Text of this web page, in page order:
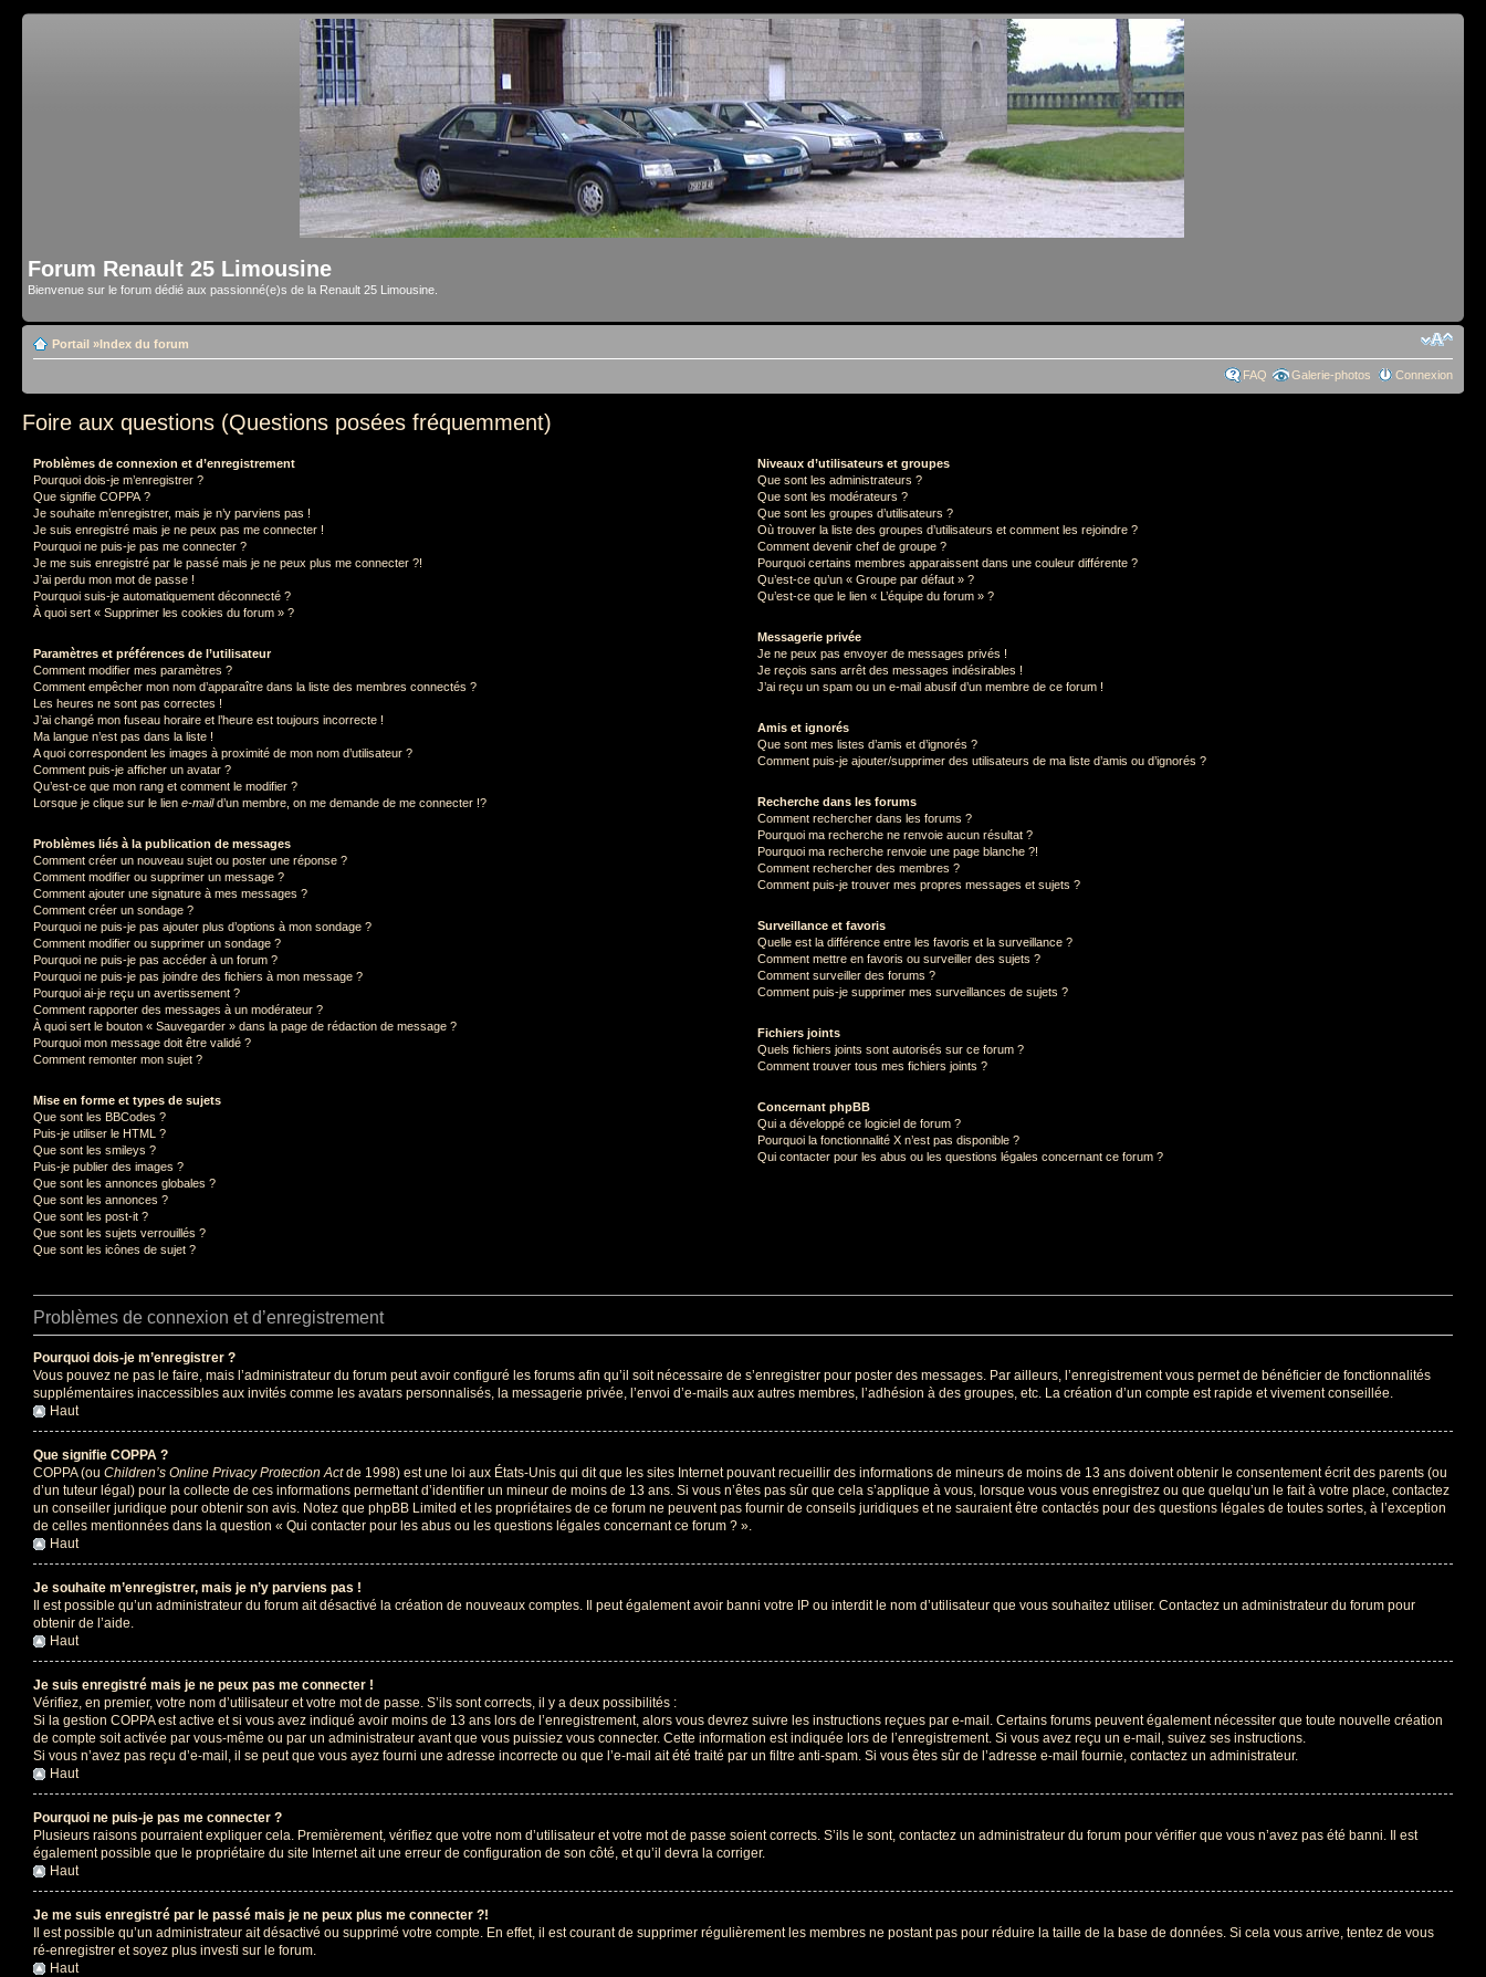
Forum Renault 25 Limousine
Bienvenue sur le forum dédié aux passionné(e)s de la Renault 25 Limousine.
Portail »Index du forum
FAQ Galerie-photos Connexion
Foire aux questions (Questions posées fréquemment)
Problèmes de connexion et d’enregistrement
Pourquoi dois-je m’enregistrer ?
Que signifie COPPA ?
Je souhaite m’enregistrer, mais je n’y parviens pas !
Je suis enregistré mais je ne peux pas me connecter !
Pourquoi ne puis-je pas me connecter ?
Je me suis enregistré par le passé mais je ne peux plus me connecter ?!
J’ai perdu mon mot de passe !
Pourquoi suis-je automatiquement déconnecté ?
À quoi sert « Supprimer les cookies du forum » ?
Paramètres et préférences de l’utilisateur
Comment modifier mes paramètres ?
Comment empêcher mon nom d’apparaître dans la liste des membres connectés ?
Les heures ne sont pas correctes !
J’ai changé mon fuseau horaire et l’heure est toujours incorrecte !
Ma langue n’est pas dans la liste !
A quoi correspondent les images à proximité de mon nom d’utilisateur ?
Comment puis-je afficher un avatar ?
Qu’est-ce que mon rang et comment le modifier ?
Lorsque je clique sur le lien e-maild’un membre, on me demande de me connecter !?
Problèmes liés à la publication de messages
Comment créer un nouveau sujet ou poster une réponse ?
Comment modifier ou supprimer un message ?
Comment ajouter une signature à mes messages ?
Comment créer un sondage ?
Pourquoi ne puis-je pas ajouter plus d’options à mon sondage ?
Comment modifier ou supprimer un sondage ?
Pourquoi ne puis-je pas accéder à un forum ?
Pourquoi ne puis-je pas joindre des fichiers à mon message ?
Pourquoi ai-je reçu un avertissement ?
Comment rapporter des messages à un modérateur ?
À quoi sert le bouton « Sauvegarder » dans la page de rédaction de message ?
Pourquoi mon message doit être validé ?
Comment remonter mon sujet ?
Mise en forme et types de sujets
Que sont les BBCodes ?
Puis-je utiliser le HTML ?
Que sont les smileys ?
Puis-je publier des images ?
Que sont les annonces globales ?
Que sont les annonces ?
Que sont les post-it ?
Que sont les sujets verrouillés ?
Que sont les icônes de sujet ?
Niveaux d’utilisateurs et groupes
Que sont les administrateurs ?
Que sont les modérateurs ?
Que sont les groupes d’utilisateurs ?
Où trouver la liste des groupes d’utilisateurs et comment les rejoindre ?
Comment devenir chef de groupe ?
Pourquoi certains membres apparaissent dans une couleur différente ?
Qu’est-ce qu’un « Groupe par défaut » ?
Qu’est-ce que le lien « L’équipe du forum » ?
Messagerie privée
Je ne peux pas envoyer de messages privés !
Je reçois sans arrêt des messages indésirables !
J’ai reçu un spam ou un e-mail abusif d’un membre de ce forum !
Amis et ignorés
Que sont mes listes d’amis et d’ignorés ?
Comment puis-je ajouter/supprimer des utilisateurs de ma liste d’amis ou d’ignorés ?
Recherche dans les forums
Comment rechercher dans les forums ?
Pourquoi ma recherche ne renvoie aucun résultat ?
Pourquoi ma recherche renvoie une page blanche ?!
Comment rechercher des membres ?
Comment puis-je trouver mes propres messages et sujets ?
Surveillance et favoris
Quelle est la différence entre les favoris et la surveillance ?
Comment mettre en favoris ou surveiller des sujets ?
Comment surveiller des forums ?
Comment puis-je supprimer mes surveillances de sujets ?
Fichiers joints
Quels fichiers joints sont autorisés sur ce forum ?
Comment trouver tous mes fichiers joints ?
Concernant phpBB
Qui a développé ce logiciel de forum ?
Pourquoi la fonctionnalité X n’est pas disponible ?
Qui contacter pour les abus ou les questions légales concernant ce forum ?
Problèmes de connexion et d’enregistrement
Pourquoi dois-je m’enregistrer ?
Vous pouvez ne pas le faire, mais l’administrateur du forum peut avoir configuré les forums afin qu’il soit nécessaire de s’enregistrer pour poster des messages. Par ailleurs, l’enregistrement vous permet de bénéficier de fonctionnalités
supplémentaires inaccessibles aux invités comme les avatars personnalisés, la messagerie privée, l’envoi d’e-mails aux autres membres, l’adhésion à des groupes, etc. La création d’un compte est rapide et vivement conseillée.
Haut
Que signifie COPPA ?
COPPA (ou Children’s Online Privacy Protection Actde 1998) est une loi aux États-Unis qui dit que les sites Internet pouvant recueillir des informations de mineurs de moins de 13 ans doivent obtenir le consentement écrit des parents (ou
d’un tuteur légal) pour la collecte de ces informations permettant d’identifier un mineur de moins de 13 ans. Si vous n’êtes pas sûr que cela s’applique à vous, lorsque vous vous enregistrez ou que quelqu’un le fait à votre place, contactez
un conseiller juridique pour obtenir son avis. Notez que phpBB Limited et les propriétaires de ce forum ne peuvent pas fournir de conseils juridiques et ne sauraient être contactés pour des questions légales de toutes sortes, à l’exception
de celles mentionnées dans la question « Qui contacter pour les abus ou les questions légales concernant ce forum ? ».
Haut
Je souhaite m’enregistrer, mais je n’y parviens pas !
Il est possible qu’un administrateur du forum ait désactivé la création de nouveaux comptes. Il peut également avoir banni votre IP ou interdit le nom d’utilisateur que vous souhaitez utiliser. Contactez un administrateur du forum pour
obtenir de l’aide.
Haut
Je suis enregistré mais je ne peux pas me connecter !
Vérifiez, en premier, votre nom d’utilisateur et votre mot de passe. S’ils sont corrects, il y a deux possibilités :
Si la gestion COPPA est active et si vous avez indiqué avoir moins de 13 ans lors de l’enregistrement, alors vous devrez suivre les instructions reçues par e-mail. Certains forums peuvent également nécessiter que toute nouvelle création
de compte soit activée par vous-même ou par un administrateur avant que vous puissiez vous connecter. Cette information est indiquée lors de l’enregistrement. Si vous avez reçu un e-mail, suivez ses instructions.
Si vous n’avez pas reçu d’e-mail, il se peut que vous ayez fourni une adresse incorrecte ou que l’e-mail ait été traité par un filtre anti-spam. Si vous êtes sûr de l’adresse e-mail fournie, contactez un administrateur.
Haut
Pourquoi ne puis-je pas me connecter ?
Plusieurs raisons pourraient expliquer cela. Premièrement, vérifiez que votre nom d’utilisateur et votre mot de passe soient corrects. S’ils le sont, contactez un administrateur du forum pour vérifier que vous n’avez pas été banni. Il est
également possible que le propriétaire du site Internet ait une erreur de configuration de son côté, et qu’il devra la corriger.
Haut
Je me suis enregistré par le passé mais je ne peux plus me connecter ?!
Il est possible qu’un administrateur ait désactivé ou supprimé votre compte. En effet, il est courant de supprimer régulièrement les membres ne postant pas pour réduire la taille de la base de données. Si cela vous arrive, tentez de vous
ré-enregistrer et soyez plus investi sur le forum.
Haut